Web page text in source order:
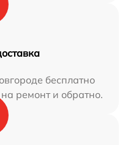
бесплатно
ремонт и обратно.